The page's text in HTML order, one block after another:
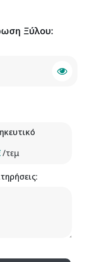
Ξύλου:
/τεμ